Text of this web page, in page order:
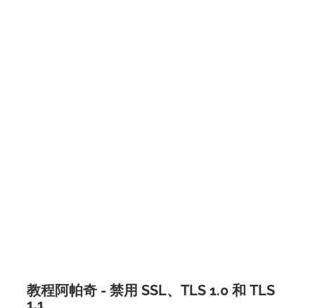
教程阿帕奇 - 禁用 SSL、TLS 1.0 和 TLS